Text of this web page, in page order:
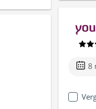
8